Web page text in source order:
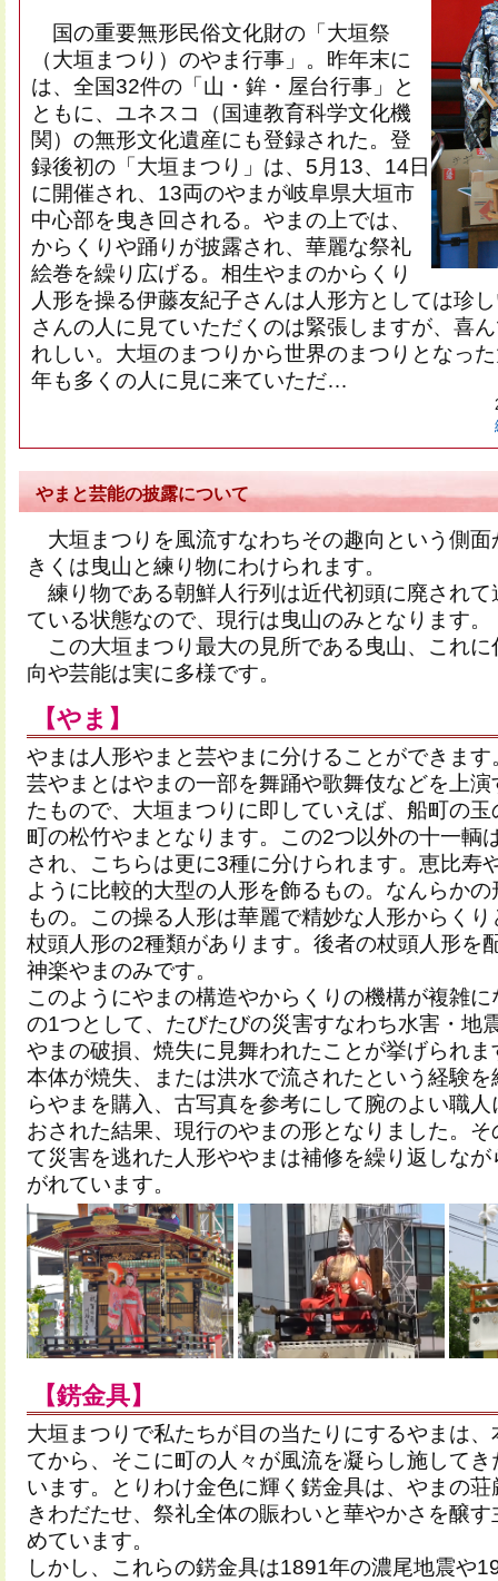
国の重要無形民俗文化財の「大垣祭
（大垣まつり）のやま行事」。昨年末に
は、全国32件の「山・鉾・屋台行事」と
ともに、ユネスコ（国連教育科学文化機
関）の無形文化遺産にも登録された。登
録後初の「大垣まつり」は、5月13、14日
に開催され、13両のやまが岐阜県大垣市
中心部を曳き回される。やまの上では、
からくりや踊りが披露され、華麗な祭礼
絵巻を繰り広げる。相生やまのからくり
人形を操る伊藤友紀子さんは人形方としては珍
さんの人に見ていただくのは緊張しますが、喜
れしい。大垣のまつりから世界のまつりとなっ
年も多くの人に見に来ていただ…
やまと芸能の披露について
大垣まつりを風流すなわちその趣向という側面
きくは曳山と練り物にわけられます。
練り物である朝鮮人行列は近代初頭に廃されて
ている状態なので、現行は曳山のみとなります。
この大垣まつり最大の見所である曳山、これに
向や芸能は実に多様です。
【やま】
やまは人形やまと芸やまに分けることができます
芸やまとはやまの一部を舞踊や歌舞伎などを上
たもので、大垣まつりに即していえば、船町の
町の松竹やまとなります。この2つ以外の十一輌
され、こちらは更に3種に分けられます。恵比寿
ように比較的大型の人形を飾るもの。なんらか
もの。この操る人形は華麗で精妙な人形からく
杖頭人形の2種類があります。後者の杖頭人形を
神楽やまのみです。
このようにやまの構造やからくりの機構が複雑
の1つとして、たびたびの災害すなわち水害・地
やまの破損、焼失に見舞われたことが挙げられ
本体が焼失、または洪水で流されたという経験
らやまを購入、古写真を参考にして腕のよい職
おされた結果、現行のやまの形となりました。
て災害を逃れた人形ややまは補修を繰り返しな
がれています。
【錺金具】
大垣まつりで私たちが目の当たりにするやまは
てから、そこに町の人々が風流を凝らし施して
います。とりわけ金色に輝く錺金具は、やまの
きわだたせ、祭礼全体の賑わいと華やかさを醸
めています。
しかし、これらの錺金具は1891年の濃尾地震や